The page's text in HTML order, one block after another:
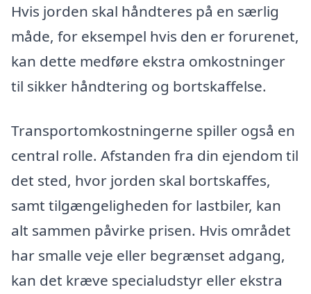
Hvis jorden skal håndteres på en særlig
måde, for eksempel hvis den er forurenet,
kan dette medføre ekstra omkostninger
til sikker håndtering og bortskaffelse.
Transportomkostningerne spiller også en
central rolle. Afstanden fra din ejendom til
det sted, hvor jorden skal bortskaffes,
samt tilgængeligheden for lastbiler, kan
alt sammen påvirke prisen. Hvis området
har smalle veje eller begrænset adgang,
kan det kræve specialudstyr eller ekstra